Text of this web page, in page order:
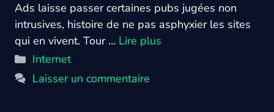
Ads laisse passer certaines pubs jugées non
intrusives, histoire de ne pas asphyxier les sites
qui en vivent. Tour … Lire plus
Catégories
Internet
Laisser un commentaire